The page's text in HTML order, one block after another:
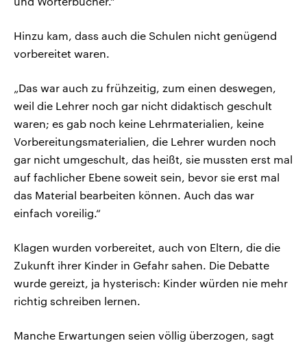
Hinzu kam, dass auch die Schulen nicht genügend
vorbereitet waren.
„Das war auch zu frühzeitig, zum einen deswegen,
weil die Lehrer noch gar nicht didaktisch geschult
waren; es gab noch keine Lehrmaterialien, keine
Vorbereitungsmaterialien, die Lehrer wurden noch
gar nicht umgeschult, das heißt, sie mussten erst mal
auf fachlicher Ebene soweit sein, bevor sie erst mal
das Material bearbeiten können. Auch das war
einfach voreilig.“
Klagen wurden vorbereitet, auch von Eltern, die die
Zukunft ihrer Kinder in Gefahr sahen. Die Debatte
wurde gereizt, ja hysterisch: Kinder würden nie mehr
richtig schreiben lernen.
Manche Erwartungen seien völlig überzogen, sagt